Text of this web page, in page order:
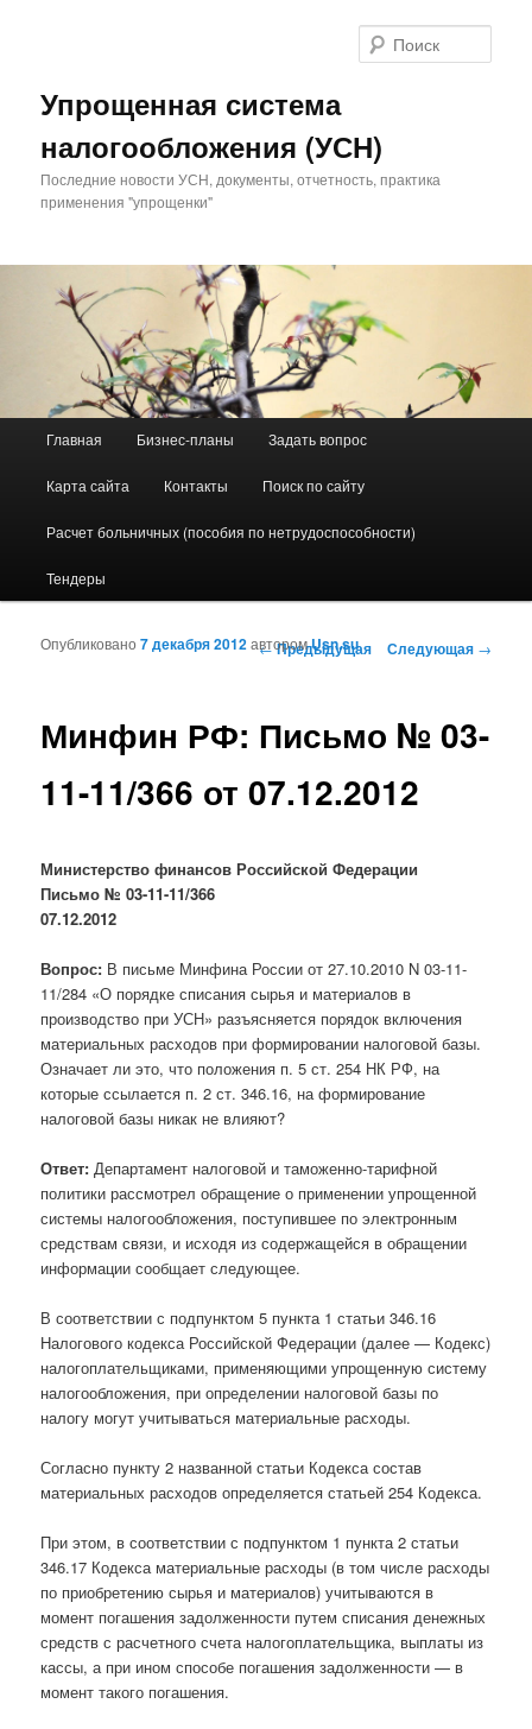
Упрощенная система
налогообложения (УСН)
Последние новости УСН, документы, отчетность, практика
применения "упрощенки"
Перейти к основному содержимому
Перейти к дополнительному содержимому
Главная Бизнес-планы Задать вопрос
Карта сайта Контакты Поиск по сайту
Расчет больничных (пособия по нетрудоспособности)
Тендеры
Навигация по записям
←Предыдущая Следующая →
Минфин РФ: Письмо № 03-
11-11/366 от 07.12.2012
Опубликовано7 декабря 2012авторомUsn.su
Министерство финансов Российской Федерации
Письмо № 03-11-11/366
07.12.2012
Вопрос: В письме Минфина России от 27.10.2010 N 03-11-
11/284 «О порядке списания сырья и материалов в
производство при УСН» разъясняется порядок включения
материальных расходов при формировании налоговой базы.
Означает ли это, что положения п. 5 ст. 254 НК РФ, на
которые ссылается п. 2 ст. 346.16, на формирование
налоговой базы никак не влияют?
Ответ: Департамент налоговой и таможенно-тарифной
политики рассмотрел обращение о применении упрощенной
системы налогообложения, поступившее по электронным
средствам связи, и исходя из содержащейся в обращении
информации сообщает следующее.
В соответствии с подпунктом 5 пункта 1 статьи 346.16
Налогового кодекса Российской Федерации (далее — Кодекс)
налогоплательщиками, применяющими упрощенную систему
налогообложения, при определении налоговой базы по
налогу могут учитываться материальные расходы.
Согласно пункту 2 названной статьи Кодекса состав
материальных расходов определяется статьей 254 Кодекса.
При этом, в соответствии с подпунктом 1 пункта 2 статьи
346.17 Кодекса материальные расходы (в том числе расходы
по приобретению сырья и материалов) учитываются в
момент погашения задолженности путем списания денежных
средств с расчетного счета налогоплательщика, выплаты из
кассы, а при ином способе погашения задолженности — в
момент такого погашения.